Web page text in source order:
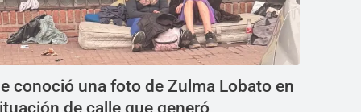
conoció una foto de Zulma Lobato en
de calle que generó